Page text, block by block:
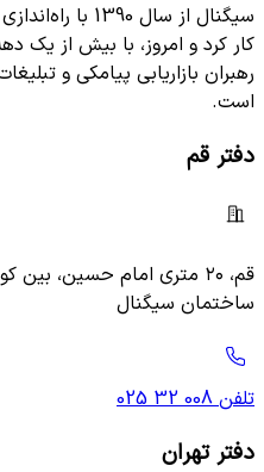
سیگنال از سال
رهبران بازاریابی پیامکی و
است.
دفتر قم
ساختمان سیگنال
تلفن 025 32 008
دفتر تهران